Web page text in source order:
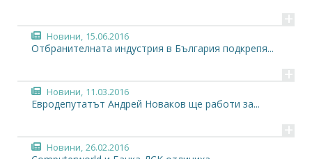
+
Новини, 15.06.2016
Отбранителната индустрия в България подкрепя...
+
Новини, 11.03.2016
Евродепутатът Андрей Новаков ще работи за...
+
Новини, 26.02.2016